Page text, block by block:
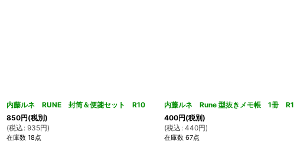
内藤ルネ RUNE 封筒＆便箋セット R10
850円(税別)
(税込 : 935円)
在庫数 18点
内藤ルネ Rune 型抜きメモ帳 1冊 R1
400円(税別)
(税込 : 440円)
在庫数 67点